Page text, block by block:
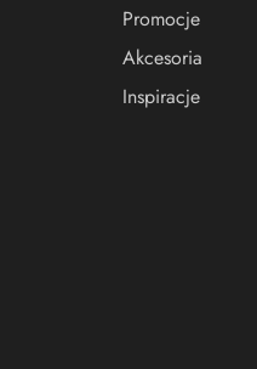
Promocje
Akcesoria
Inspiracje